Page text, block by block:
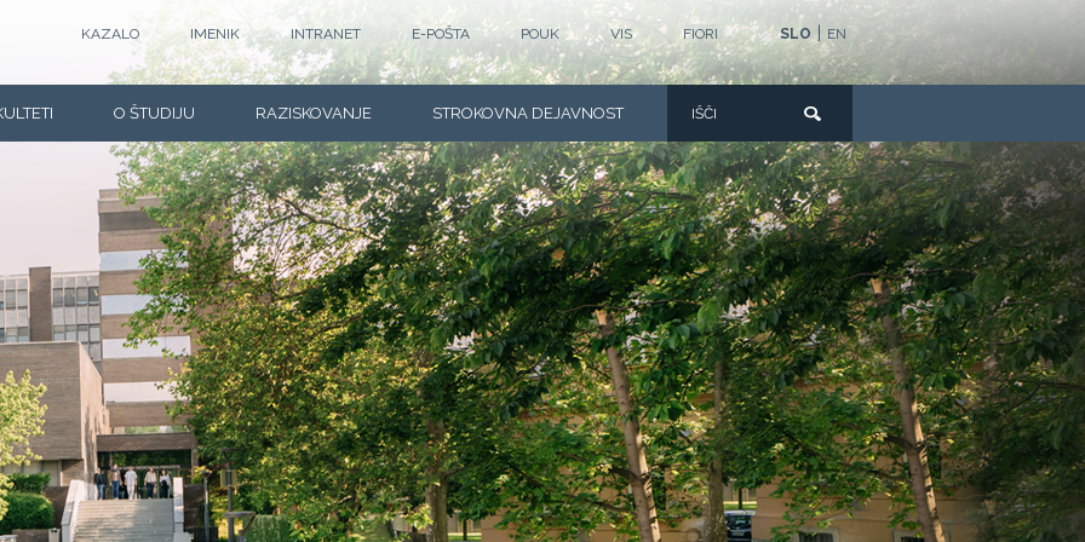
SLO EN
KAZALO IMENIK INTRANET E-POŠTA POUK VIS FIORI
O ŠTUDIJU RAZISKOVANJE STROKOVNA DEJAVNOST